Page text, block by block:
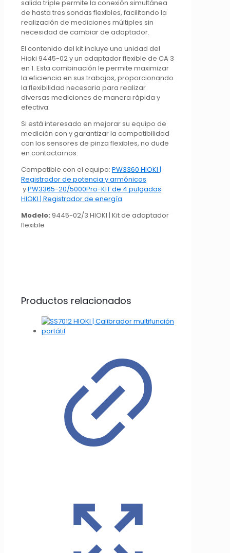
salida triple permite la conexión simultánea
de hasta tres sondas flexibles, facilitando la
realización de mediciones múltiples sin
necesidad de cambiar de adaptador.
El contenido del kit incluye una unidad del
Hioki 9445-02 y un adaptador flexible de CA 3
en 1. Esta combinación le permite maximizar
la eficiencia en sus trabajos, proporcionando
la flexibilidad necesaria para realizar
diversas mediciones de manera rápida y
efectiva.
Si está interesado en mejorar su equipo de
medición con y garantizar la compatibilidad
con los sensores de pinza flexibles, no dude
en contactarnos.
Compatible con el equipo: PW3360 HIOKI |
Registrador de potencia y armónicos
yPW3365-20/5000Pro-KIT de 4 pulgadas
HIOKI | Registrador de energía
Modelo: 9445-02/3 HIOKI | Kit de adaptador
flexible
Productos relacionados